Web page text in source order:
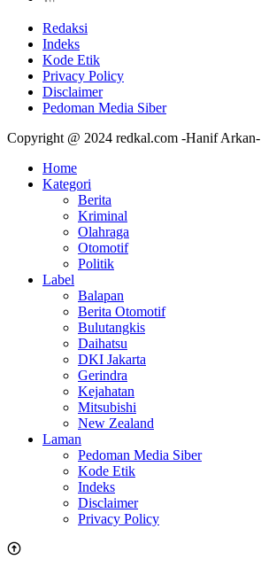
Redaksi
Indeks
Kode Etik
Privacy Policy
Disclaimer
Pedoman Media Siber
Copyright @ 2024 redkal.com -Hanif Arkan-
Home
Kategori
Berita
Kriminal
Olahraga
Otomotif
Politik
Label
Balapan
Berita Otomotif
Bulutangkis
Daihatsu
DKI Jakarta
Gerindra
Kejahatan
Mitsubishi
New Zealand
Laman
Pedoman Media Siber
Kode Etik
Indeks
Disclaimer
Privacy Policy